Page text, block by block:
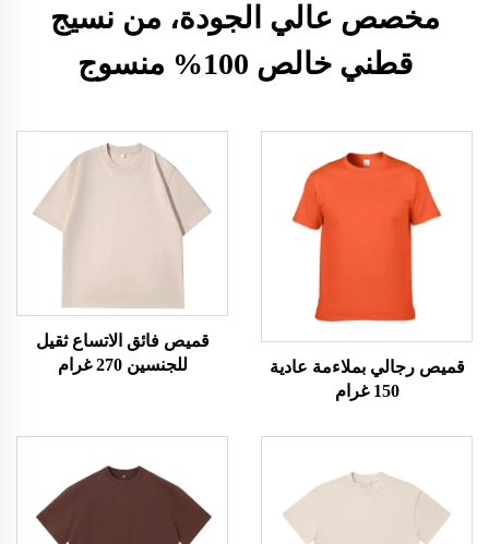
مخصص عالي الجودة، من نسيج
قطني خالص 100% منسوج
قميص رجالي بملاءمة عادية
150 غرام
قميص فائق الاتساع ثقيل
للجنسين 270 غرام